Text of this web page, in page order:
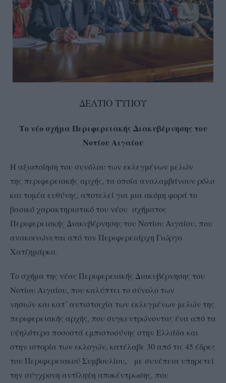
ΔΕΛΤΙΟ ΤΥΠΟΥ
Το νέο σχήμα Περιφερειακής Διακυβέρνησης του
Νοτίου Αιγαίου
Η αξιοποίηση του συνόλου των εκλεγμένων μελών
της περιφερειακής αρχής, τα οποία αναλαμβάνουν ρόλο
και τομέα ευθύνης, αποτελεί για μια ακόμη φορά το
βασικό χαρακτηριστικό του νέου σχήματος
Περιφερειακής Διακυβέρνησης του Νοτίου Αιγαίου, που
ανακοινώνεται από τον Περιφερειάρχη Γιώργο
Χατζημάρκο.
Το σχήμα της νέας Περιφερειακής Διακυβέρνησης του
Νοτίου Αιγαίου, που καλύπτει το σύνολο των
νησιών και κατ᾽ αντιστοιχία των εκλεγμένων μελών της
περιφερειακής αρχής, που συγκεντρώνοντας ένα από τα
υψηλότερα ποσοστά εμπιστοσύνης στην Ελλάδα και
στην ιστορία των εκλογών, κατέλαβε 30 από τις 45 έδρες
του Περιφερειακού Συμβουλίου, με συνέπεια υπηρετεί
την σύγχρονη αντίληψη αποκέντρωσης, που